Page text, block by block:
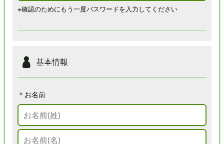
※確認のためにもう一度パスワードを入力してください
基本情報
＊ お名前